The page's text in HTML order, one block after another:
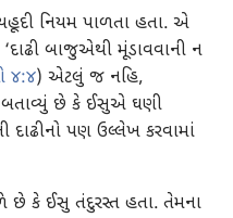
નિયમ પાળતા હતા. એ
બાજુએથી મૂંડાવવાની ન
૪:૪) એટલું જ નહિ,
બતાવ્યું છે કે ઈસુએ ઘણી
દાઢીનો પણ ઉલ્લેખ કરવામાં
છે કે ઈસુ તંદુરસ્ત હતા. તેમના